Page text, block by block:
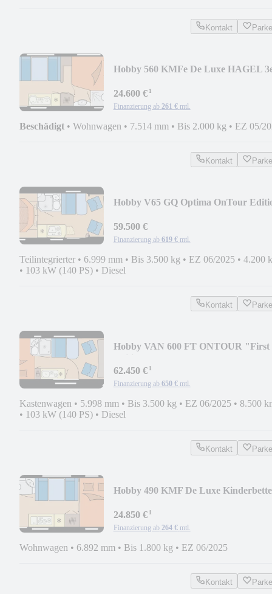
Kontakt
Hobby 560 KMFe De Luxe HAGEL
24.600 €¹
Finanzierung ab 261 € mtl.
Beschädigt • Wohnwagen • 7.514 mm • Bis 2.000 kg • EZ 05/
Kontakt
Hobby V65 GQ Optima OnTour
59.500 €
Finanzierung ab 619 € mtl.
Teilintegrierter • 6.999 mm • Bis 3.500 kg • EZ 06/2025 • 4.200
• 103 kW (140 PS) • Diesel
Kontakt
Hobby VAN 600 FT ONTOUR "First
62.450 €¹
Finanzierung ab 650 € mtl.
Kastenwagen • 5.998 mm • Bis 3.500 kg • EZ 06/2025 • 8.500
• 103 kW (140 PS) • Diesel
Kontakt
Hobby 490 KMF De Luxe
24.850 €¹
Finanzierung ab 264 € mtl.
Wohnwagen • 6.892 mm • Bis 1.800 kg • EZ 06/2025
Kontakt